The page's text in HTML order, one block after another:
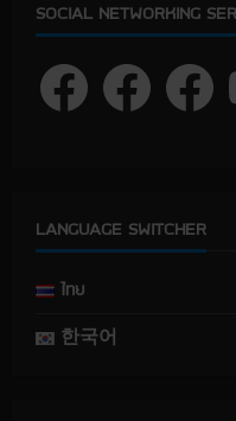
SOCIAL NETWORKING
a
a
a
Y
u
LANGUAGE SWITCHER
ไทย
한국어